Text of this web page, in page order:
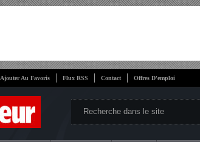
Ajouter Au Favoris Flux RSS Contact Offres D'emploi